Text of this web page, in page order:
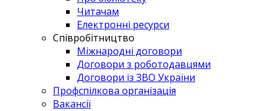
Читачам
Електронні ресурси
Співробітництво
Міжнародні договори
Договори з роботодавцями
Договори із ЗВО України
Профспілкова організація
Вакансії